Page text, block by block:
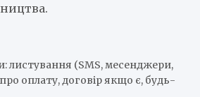
листування (SMS, месенджери,
оплату, договір якщо є, будь-